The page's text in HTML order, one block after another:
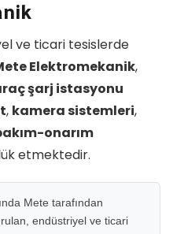
ve ticari tesislerde
Elektromekanik,
şarj istasyonu
, kamera sistemleri,
onarım
etmektedir.
Mete tarafından
endüstriyel ve ticari